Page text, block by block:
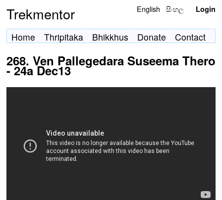
Trekmentor English සිංහල Login
Home Thripitaka Bhikkhus Donate Contact
268. Ven Pallegedara Suseema Thero
- 24a Dec13